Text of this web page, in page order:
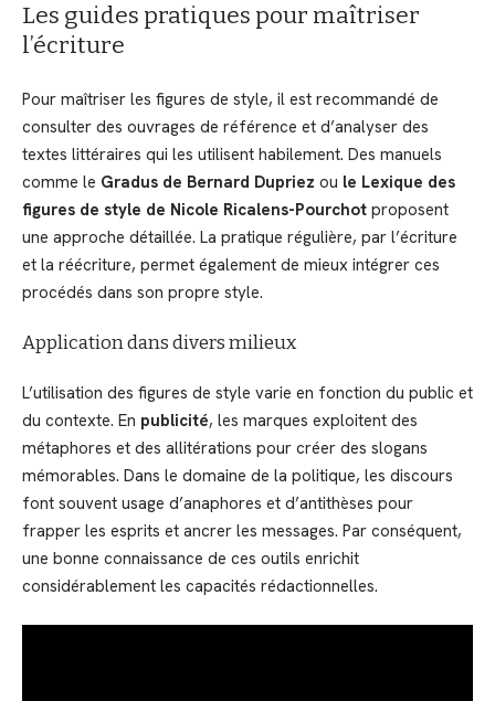
Les guides pratiques pour maîtriser
l’écriture
Pour maîtriser les figures de style, il est recommandé de
consulter des ouvrages de référence et d’analyser des
textes littéraires qui les utilisent habilement. Des manuels
comme le Gradus de Bernard Dupriez ou le Lexique des
figures de style de Nicole Ricalens-Pourchot proposent
une approche détaillée. La pratique régulière, par l’écriture
et la réécriture, permet également de mieux intégrer ces
procédés dans son propre style.
Application dans divers milieux
L’utilisation des figures de style varie en fonction du public et
du contexte. En publicité, les marques exploitent des
métaphores et des allitérations pour créer des slogans
mémorables. Dans le domaine de la politique, les discours
font souvent usage d’anaphores et d’antithèses pour
frapper les esprits et ancrer les messages. Par conséquent,
une bonne connaissance de ces outils enrichit
considérablement les capacités rédactionnelles.